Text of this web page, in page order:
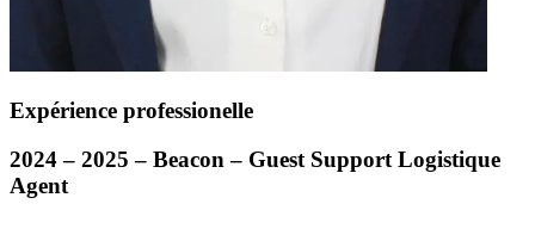
Expérience professionelle
2024 – 2025 – Beacon – Guest Support Logistique
Agent